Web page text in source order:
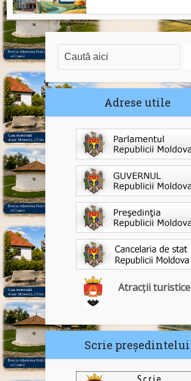
Adrese utile
Atracții turistice
Scrie președintelui